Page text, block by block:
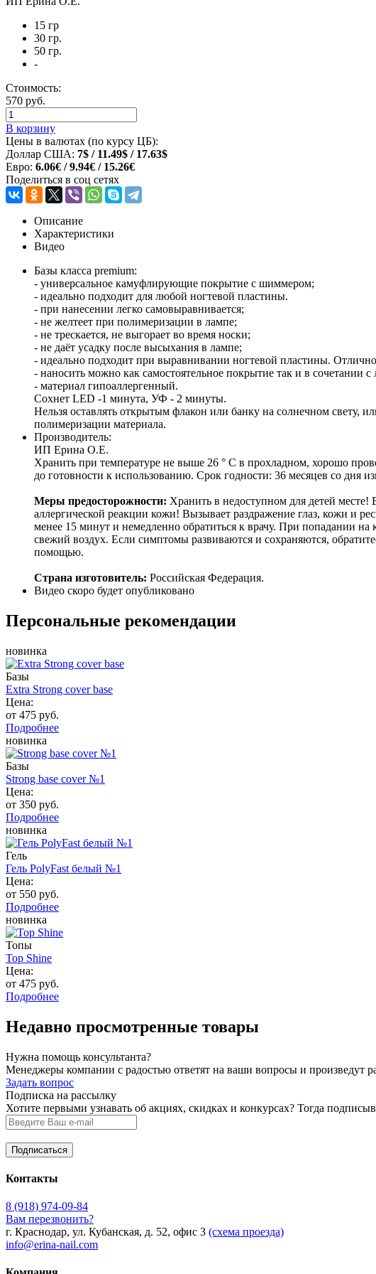
15 гр
30 гр.
50 гр.
-
Стоимость:
570 руб.
В корзину
Цены в валютах (по курсу ЦБ):
Доллар США: 7$ / 11.49$ / 17.63$
Евро: 6.06€ / 9.94€ / 15.26€
Поделиться в соц сетях
Описание
Характеристики
Видео
Базы класса premium:
- универсальное камуфлирующие покрытие с шиммером;
- идеально подходит для любой ногтевой пластины.
- при нанесении легко самовыравнивается;
- не желтеет при полимеризации в лампе;
- не трескается, не выгорает во время носки;
- не даёт усадку после высыхания в лампе;
- идеально подходит при выравнивании ногтевой пластины.
- наносить можно как самостоятельное покрытие так и в
- материал гипоаллергенный.
Сохнет LED -1 минута, УФ - 2 минуты.
Нельзя оставлять открытым флакон или банку на солнечном свету,
полимеризации материала.
Производитель:
ИП Ерина О.Е.
Хранить при температуре не выше 26 ° C в прохладном, хорошо
до готовности к использованию. Срок годности: 36 месяцев со дня
Меры предосторожности: Хранить в недоступном для детей
аллергической реакции кожи! Вызывает раздражение глаз, кожи и
менее 15 минут и немедленно обратиться к врачу. При попадании
свежий воздух. Если симптомы развиваются и сохраняются,
помощью.
Страна изготовитель: Российская Федерация.
Видео скоро будет опубликовано
Персональные рекомендации
новинка
Базы
Extra Strong cover base
Цена:
от 475 руб.
Подробнее
новинка
Базы
Strong base cover №1
Цена:
от 350 руб.
Подробнее
новинка
Гель
Гель PolyFast белый №1
Цена:
от 550 руб.
Подробнее
новинка
Топы
Top Shine
Цена:
от 475 руб.
Подробнее
Недавно просмотренные товары
Нужна помощь консультанта?
Менеджеры компании с радостью ответят на ваши вопросы и произведут
Задать вопрос
Подписка на рассылку
Хотите первыми узнавать об акциях, скидках и конкурсах? Тогда
Контакты
8 (918) 974-09-84
Вам перезвонить?
г. Краснодар, ул. Кубанская, д. 52, офис 3 (схема проезда)
info@erina-nail.com